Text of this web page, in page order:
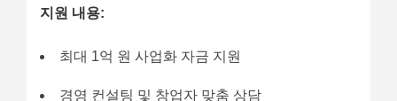
지원 내용:
최대 1억 원 사업화 자금 지원
경영 컨설팅 및 창업자 맞춤 상담